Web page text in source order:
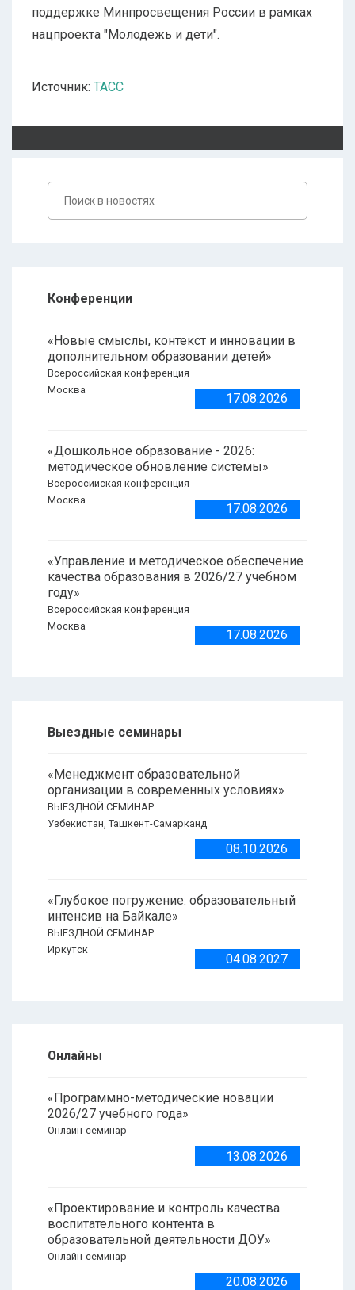
поддержке Минпросвещения России в рамках
нацпроекта "Молодежь и дети".
Источник: ТАСС
Конференции
«Новые смыслы, контекст и инновации в
дополнительном образовании детей»
Всероссийская конференция
Москва
17.08.2026
«Дошкольное образование - 2026:
методическое обновление системы»
Всероссийская конференция
Москва
17.08.2026
«Управление и методическое обеспечение
качества образования в 2026/27 учебном
году»
Всероссийская конференция
Москва
17.08.2026
Выездные семинары
«Менеджмент образовательной
организации в современных условиях»
ВЫЕЗДНОЙ СЕМИНАР
Узбекистан, Ташкент-Самарканд
08.10.2026
«Глубокое погружение: образовательный
интенсив на Байкале»
ВЫЕЗДНОЙ СЕМИНАР
Иркутск
04.08.2027
Онлайны
«Программно-методические новации
2026/27 учебного года»
Онлайн-семинар
13.08.2026
«Проектирование и контроль качества
воспитательного контента в
образовательной деятельности ДОУ»
Онлайн-семинар
20.08.2026